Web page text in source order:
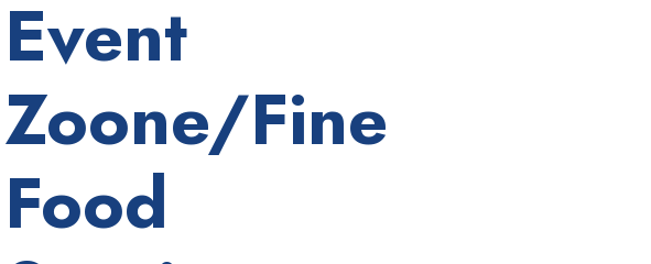
Event
Zoone/Fine
Food